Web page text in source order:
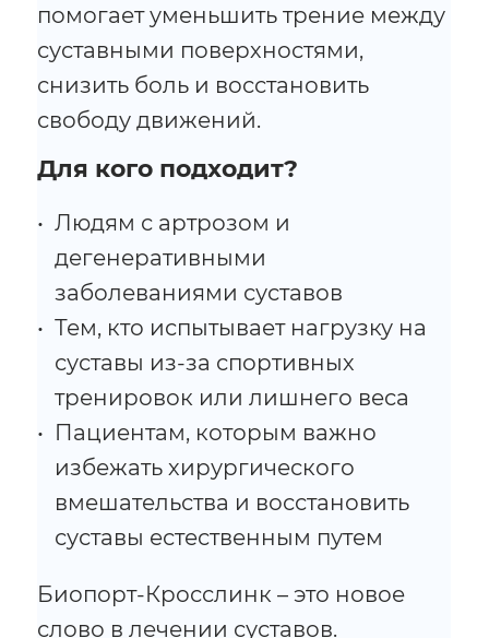
помогает уменьшить трение между
суставными поверхностями,
снизить боль и восстановить
свободу движений.
Для кого подходит?
Людям с артрозом и
дегенеративными
заболеваниями суставов
Тем, кто испытывает нагрузку на
суставы из-за спортивных
тренировок или лишнего веса
Пациентам, которым важно
избежать хирургического
вмешательства и восстановить
суставы естественным путем
Биопорт-Кросслинк – это новое
слово в лечении суставов.